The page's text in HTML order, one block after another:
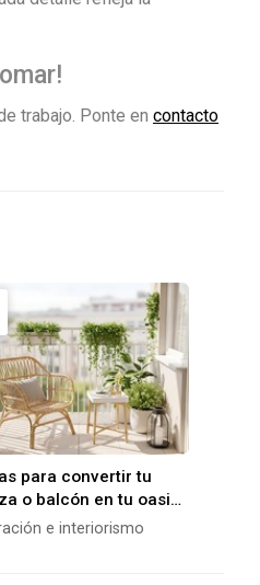
trabajo. Ponte en contacto
para convertir tu
o balcón en tu oasis
durante la reforma
e interiorismo